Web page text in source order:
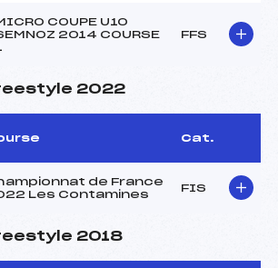
COUPE U10
2014 COURSE
FFS
2022
Cat.
de France
Les Contamines
FIS
2018